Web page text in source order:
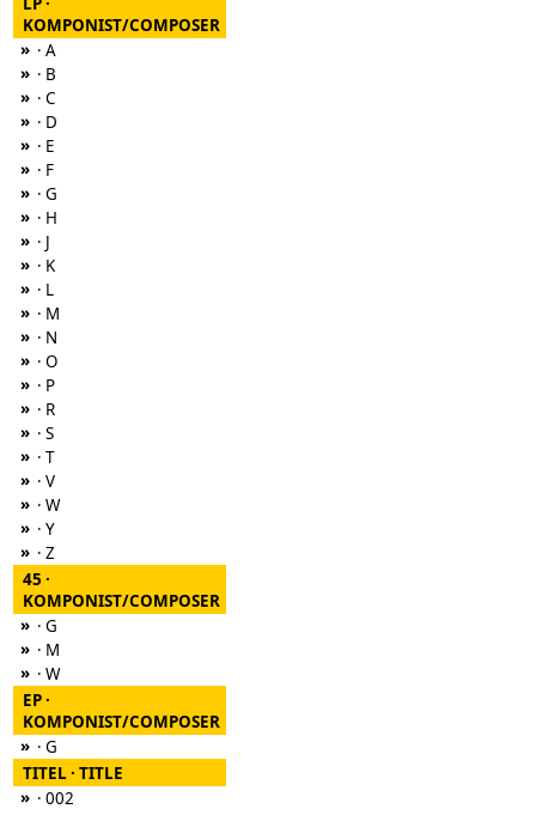
KOMPONIST/COMPOSER
» · A
» · B
» · C
» · D
» · E
» · F
» · G
» · H
» · J
» · K
» · L
» · M
» · N
» · O
» · P
» · R
» · S
» · T
» · V
» · W
» · Y
» · Z
45 ·
KOMPONIST/COMPOSER
» · G
» · M
» · W
EP ·
KOMPONIST/COMPOSER
» · G
TITEL · TITLE
» · 002